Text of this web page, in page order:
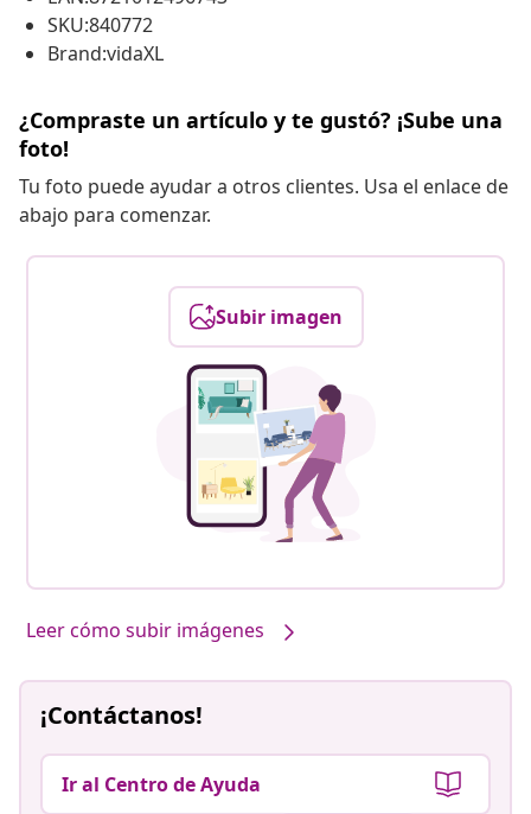
SKU:840772
Brand:vidaXL
¿Compraste un artículo y te gustó? ¡Sube una
foto!
Tu foto puede ayudar a otros clientes. Usa el enlace de
abajo para comenzar.
Subir imagen
Leer cómo subir imágenes
¡Contáctanos!
Ir al Centro de Ayuda